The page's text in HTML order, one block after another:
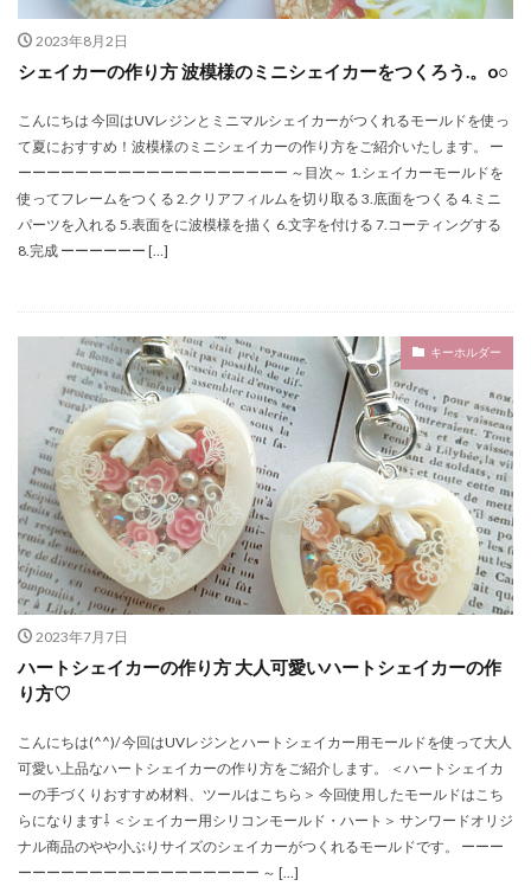
2023年8月2日
シェイカーの作り方 波模様のミニシェイカーをつくろう.。o○
こんにちは 今回はUVレジンとミニマルシェイカーがつくれるモールドを使っ
て夏におすすめ！波模様のミニシェイカーの作り方をご紹介いたします。 ー
ーーーーーーーーーーーーーーーーーーー ～目次～ 1.シェイカーモールドを
使ってフレームをつくる 2.クリアフィルムを切り取る 3.底面をつくる 4.ミニ
パーツを入れる 5.表面をに波模様を描く 6.文字を付ける 7.コーティングする
8.完成 ーーーーーー […]
キーホルダー
2023年7月7日
ハートシェイカーの作り方 大人可愛いハートシェイカーの作
り方♡
こんにちは(^^)/ 今回はUVレジンとハートシェイカー用モールドを使って大人
可愛い上品なハートシェイカーの作り方をご紹介します。 ＜ハートシェイカ
ーの手づくりおすすめ材料、ツールはこちら＞ 今回使用したモールドはこち
らになります⇩ ＜シェイカー用シリコンモールド・ハート＞ サンワードオリジ
ナル商品のやや小ぶりサイズのシェイカーがつくれるモールドです。 ーーー
ーーーーーーーーーーーーーーーーー ～ […]